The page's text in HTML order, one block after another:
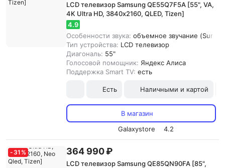
LCD телевизор Samsung QE55Q7F5A [55", VA,
4K Ultra HD, 3840х2160, QLED, Tizen]
4.9
Особенности звука: объемное звучание
Тип устройства: LCD телевизор
Диагональ: 55"
Голосовой помощник: Яндекс Алиса
Поддержка Smart TV: есть
Есть Наличными и картой
В магазин
Galaxystore
4.2
- 31 % 364 990 ₽
LCD телевизор Samsung QE85QN90FA [85",